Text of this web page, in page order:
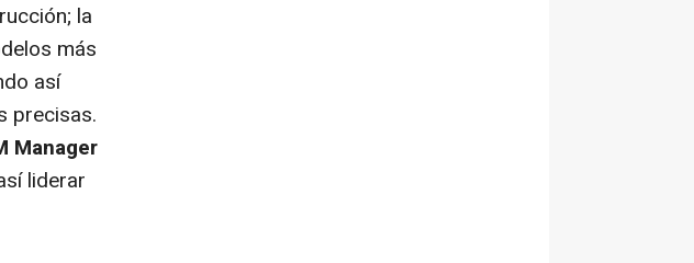
la
más
así
precisas.
Manager
liderar